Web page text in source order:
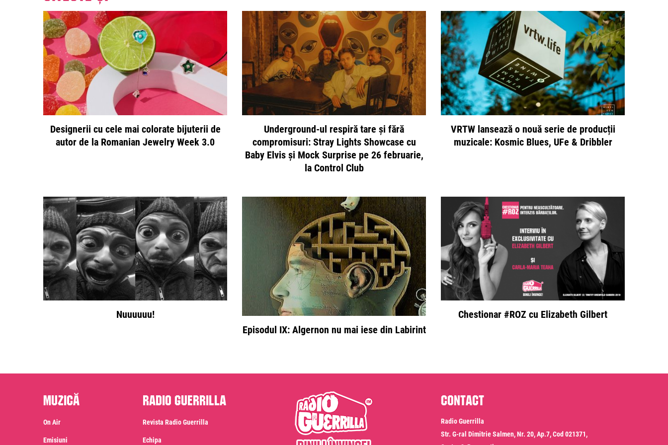
Designerii cu cele mai colorate bijuterii de
autor de la Romanian Jewelry Week 3.0
Underground-ul respiră tare și fără
compromisuri: Stray Lights Showcase cu
Baby Elvis și Mock Surprise pe 26 februarie,
la Control Club
VRTW lansează o nouă serie de producții
muzicale: Kosmic Blues, UFe & Dribbler
Nuuuuuu!
Episodul IX: Algernon nu mai iese din Labirint
Chestionar #ROZ cu Elizabeth Gilbert
Muzică
On Air
Emisiuni
Radio Guerrilla
Revista Radio Guerrilla
Echipa
Contact
Radio Guerrilla
Str. G-ral Dimitrie Salmen, Nr. 20, Ap.7, Cod 021371,